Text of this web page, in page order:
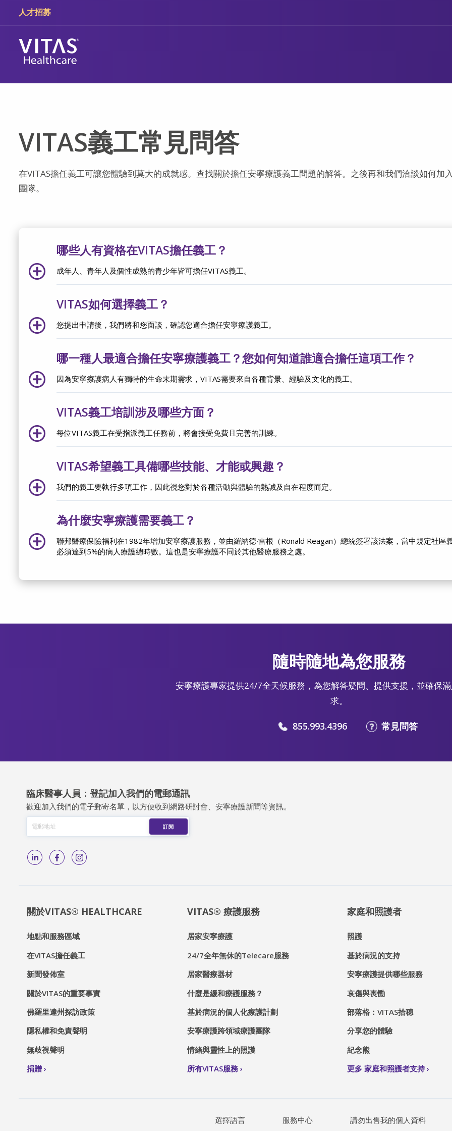
跳轉至主要內容
跳轉至導覽
人才招募
VITAS義工常見問答
在VITAS擔任義工可讓您體驗到莫大的成就感。查找關於擔任安寧療護義工問題的解答。之後再和我們洽談如何加
團隊。
哪些人有資格在VITAS擔任義工？
成年人、青年人及個性成熟的青少年皆可擔任VITAS義工。
VITAS如何選擇義工？
您提出申請後，我們將和您面談，確認您適合擔任安寧療護義工。
哪一種人最適合擔任安寧療護義工？您如何知道誰適合擔任這項工作？
因為安寧療護病人有獨特的生命末期需求，VITAS需要來自各種背景、經驗及文化的義工。
VITAS義工培訓涉及哪些方面？
每位VITAS義工在受指派義工任務前，將會接受免費且完善的訓練。
VITAS希望義工具備哪些技能、才能或興趣？
我們的義工要執行多項工作，因此視您對於各種活動與體驗的熱誠及自在程度而定。
為什麼安寧療護需要義工？
聯邦醫療保險福利在1982年增加安寧療護服務，並由羅納德‧雷根（Ronald Reagan）總統簽署該法案，當中規定社區
必須達到5%的病人療護總時數。這也是安寧療護不同於其他醫療服務之處。
隨時隨地為您服務
安寧療護專家提供24/7全天候服務，為您解答疑問、提供支援，並確保
求。
855.993.4396 常見問答
臨床醫事人員：登記加入我們的電郵通訊
歡迎加入我們的電子郵寄名單，以方便收到網路研討會、安寧療護新聞等資訊。
關於VITAS® HEALTHCARE
地點和服務區域
在VITAS擔任義工
新聞發佈室
關於VITAS的重要事實
佛羅里達州探訪政策
隱私權和免責聲明
無歧視聲明
捐贈
VITAS® 療護服務
居家安寧療護
24/7全年無休的Telecare服務
居家醫療器材
什麼是緩和療護服務？
基於病況的個人化療護計劃
安寧療護跨領域療護團隊
情緒與靈性上的照護
所有VITAS服務
家庭和照護者
照護
基於病況的支持
安寧療護提供哪些服務
哀傷與喪慟
部落格：VITAS拾穗
分享您的體驗
紀念熊
更多 家庭和照護者支持
選擇語言 服務中心 請勿出售我的個人資料